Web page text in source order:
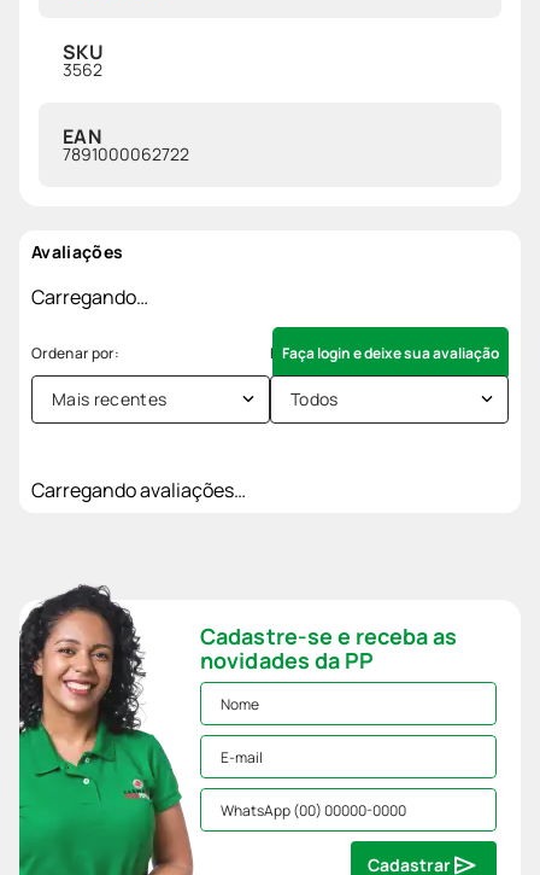
SKU
3562
EAN
7891000062722
Avaliações
Carregando…
Faça login e deixe sua avaliação
Mais recentes Todos
Carregando avaliações…
Cadastre-se e receba as
novidades da PP
Cadastrar